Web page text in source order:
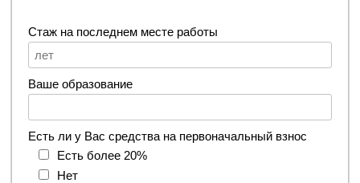
Стаж на последнем месте работы
Ваше образование
Есть ли у Вас средства на первоначальный взнос
Есть более 20%
Нет